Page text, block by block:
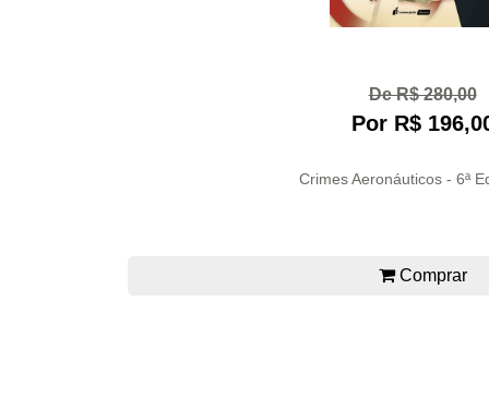
De R$ 280,00
Por R$
Crimes Aeronáuticos - 6ª
Comprar